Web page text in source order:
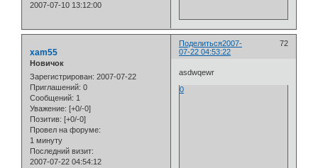
2007-07-10 13:12:00
Поделиться 72
2007-
07-22 04:53:22
xam55
Новичок
Зарегистрирован: 2007-07-22
Приглашений: 0
Сообщений: 1
Уважение: [+0/-0]
Позитив: [+0/-0]
Провел на форуме:
1 минуту
Последний визит:
2007-07-22 04:54:12
asdwqewr
0